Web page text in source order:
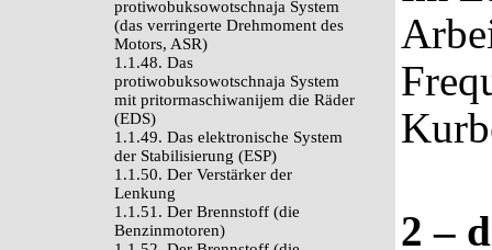
protiwobuksowotschnaja System
(das verringerte Drehmoment des
Motors, ASR)
1.1.48. Das
protiwobuksowotschnaja System
mit pritormaschiwanijem die Räder
(EDS)
1.1.49. Das elektronische System
der Stabilisierung (ESP)
1.1.50. Der Verstärker der
Lenkung
1.1.51. Der Brennstoff (die
Benzinmotoren)
2 –